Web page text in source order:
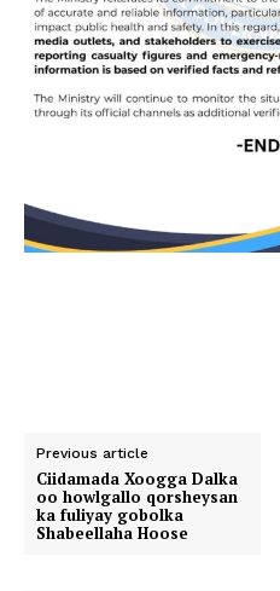
Previous article
Ciidamada Xoogga Dalka
oo howlgallo qorsheysan
ka fuliyay gobolka
Shabeellaha Hoose